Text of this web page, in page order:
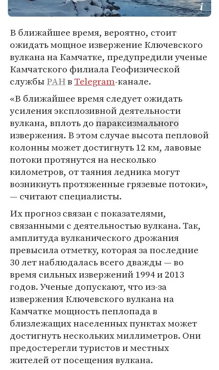
В ближайшее время, вероятно, стоит
ожидать мощное извержение Ключевского
вулкана на Камчатке, предупредили ученые
Камчатского филиала Геофизической
службыРАНвTelegram-канале.
«В ближайшее время следует ожидать
усиления эксплозивной деятельности
вулкана, вплоть допараксизмального
извержения. В этом случае высота пепловой
колонны может достигнуть 12 км, лавовые
потоки протянутся на несколько
километров, от таяния ледника могут
возникнуть протяженные грязевые потоки»,
— считают специалисты.
Их прогноз связан с показателями,
связанными с деятельностью вулкана. Так,
амплитуда вулканического дрожания
превысила отметку, которая за последние
30 лет наблюдалась всего дважды — во
время сильных извержений 1994 и 2013
годов. Ученые допускают, что из-за
извержения Ключевского вулкана на
Камчатке мощность пеплопада в
близлежащих населенных пунктах может
достигнуть нескольких миллиметров. Они
предостерегли туристов и местных
жителей от посещения вулкана.